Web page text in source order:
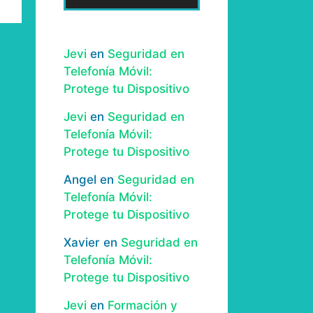
Jevi en Seguridad en
Telefonía Móvil:
Protege tu Dispositivo
Jevi en Seguridad en
Telefonía Móvil:
Protege tu Dispositivo
Angel en Seguridad en
Telefonía Móvil:
Protege tu Dispositivo
Xavier en Seguridad en
Telefonía Móvil:
Protege tu Dispositivo
Jevi en Formación y